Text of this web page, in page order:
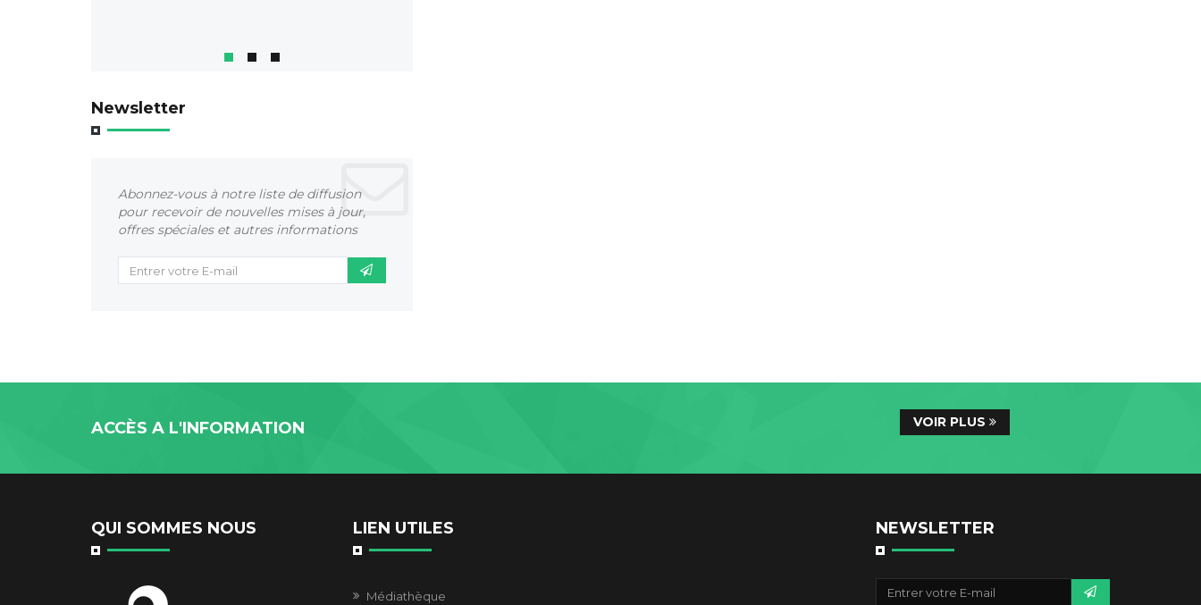
Newsletter
Abonnez-vous à notre liste de diffusion
pour recevoir de nouvelles mises à jour,
offres spéciales et autres informations
ACCÈS A L'INFORMATION VOIR PLUS
QUI SOMMES NOUS LIEN UTILES
Médiathèque
NEWSLETTER